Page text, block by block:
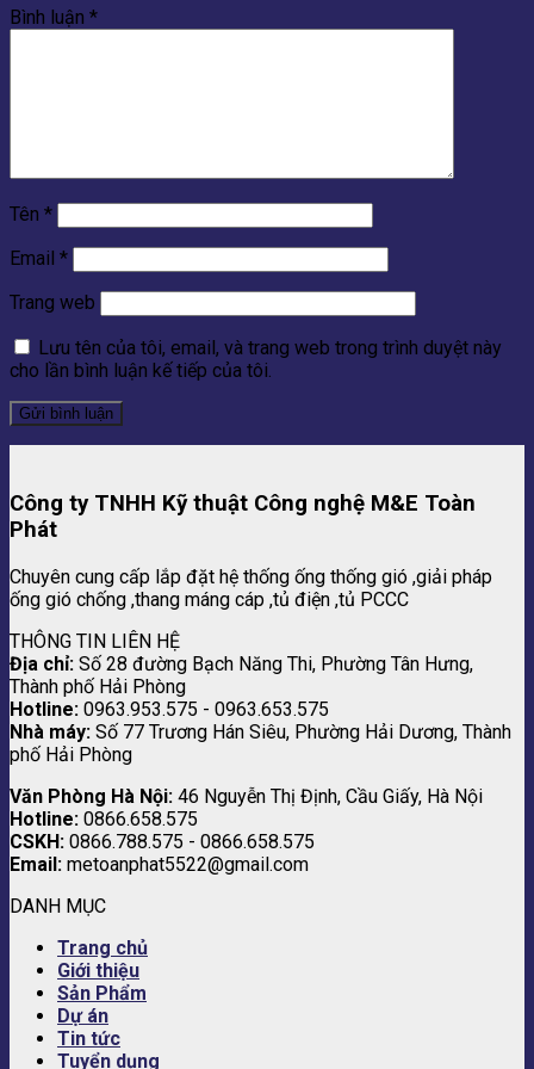
Bình luận *
Tên *
Email *
Trang web
Lưu tên của tôi, email, và trang web trong trình duyệt này
cho lần bình luận kế tiếp của tôi.
Công ty TNHH Kỹ thuật Công nghệ M&E Toàn
Phát
Chuyên cung cấp lắp đặt hệ thống ống thống gió ,giải pháp
ống gió chống ,thang máng cáp ,tủ điện ,tủ PCCC
THÔNG TIN LIÊN HỆ
Địa chỉ: Số 28 đường Bạch Năng Thi, Phường Tân Hưng,
Thành phố Hải Phòng
Hotline: 0963.953.575 - 0963.653.575
Nhà máy: Số 77 Trương Hán Siêu, Phường Hải Dương, Thành
phố Hải Phòng
Văn Phòng Hà Nội: 46 Nguyễn Thị Định, Cầu Giấy, Hà Nội
Hotline: 0866.658.575
CSKH: 0866.788.575 - 0866.658.575
Email: metoanphat5522@gmail.com
DANH MỤC
Trang chủ
Giới thiệu
Sản Phẩm
Dự án
Tin tức
Tuyển dụng